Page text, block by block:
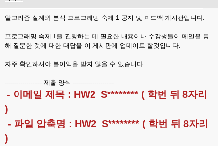
알고리즘 설계와 분석 프로그래밍 숙제 1 공지 및 피드백 게시판입니다.
프로그래밍 숙제 1을 진행하는 데 필요한 내용이나 수강생들이 메일을 통
해 질문한 것에 대한 대답을 이 게시판에 업데이트 할것입니다.
자주 확인하셔야 불이익을 받지 않을 수 있습니다.
------------------- 제출 양식 ---------------------
- 이메일 제목 : HW2_S******** ( 학번 뒤 8자리
)
- 파일 압축명 : HW2_S******** ( 학번 뒤 8자리
)